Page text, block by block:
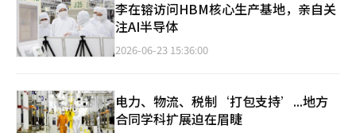
李在镕访问HBM核心生产基地，亲自关
注AI半导体
2026-06-23 15:36:00
电力、物流、税制‘打包支持’...地方
合同学科扩展迫在眉睫